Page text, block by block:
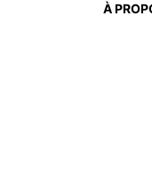
À